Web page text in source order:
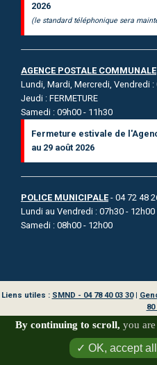
2026
(le standard téléphonique sera
AGENCE POSTALE COMMUNALE
Lundi, Mardi, Mercredi, Vendredi :
Jeudi : FERMETURE
Samedi : 09h00 - 11h30
Fermeture estivale de
au 29 août 2026
POLICE MUNICIPALE - 04 72 48
Lundi au Vendredi : 07h30 - 12h00
Samedi : 08h00 - 12h00
Liens utiles : SMND - 04 78 40 03 30|
80
Copyright 2026 Mairie de Saint Pierre de
- Template AdJoomla |
By continuing to scroll, you
✓ OK, accept all